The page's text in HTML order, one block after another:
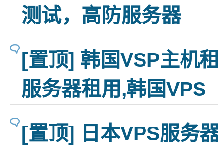
测试，高防服务器
[置顶] 韩国VSP主机
服务器租用,韩国VPS
[置顶] 日本VPS服务